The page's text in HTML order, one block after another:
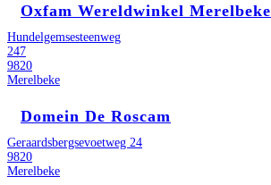
Oxfam Wereldwinkel Merelbeke
Hundelgemsesteenweg
247
9820
Merelbeke
Domein De Roscam
Geraardsbergsevoetweg 24
9820
Merelbeke